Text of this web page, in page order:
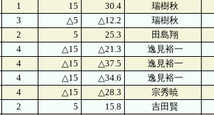
1 15 30.4 瑞樹秋
3 △5 △12.2 瑞樹秋
2 5 25.3 田島翔
4 △15 △21.3 逸見裕一
4 △15 △37.5 逸見裕一
4 △15 △34.6 逸見裕一
4 △15 △28.3 宗秀暁
2 5 15.8 吉田賢